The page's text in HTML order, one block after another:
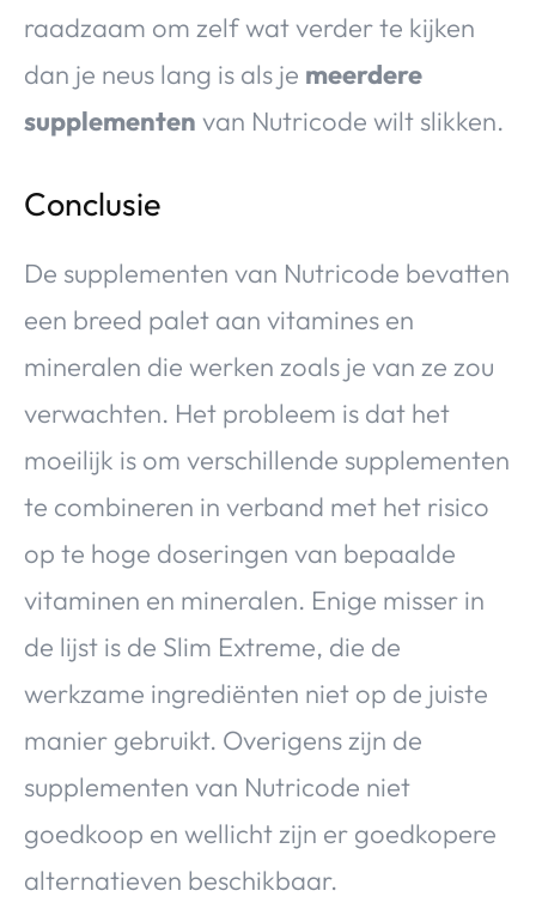
raadzaam om zelf wat verder te kijken
dan je neus lang is als je meerdere
supplementen van Nutricode wilt slikken.
Conclusie
De supplementen van Nutricode bevatten
een breed palet aan vitamines en
mineralen die werken zoals je van ze zou
verwachten. Het probleem is dat het
moeilijk is om verschillende supplementen
te combineren in verband met het risico
op te hoge doseringen van bepaalde
vitaminen en mineralen. Enige misser in
de lijst is de Slim Extreme, die de
werkzame ingrediënten niet op de juiste
manier gebruikt. Overigens zijn de
supplementen van Nutricode niet
goedkoop en wellicht zijn er goedkopere
alternatieven beschikbaar.